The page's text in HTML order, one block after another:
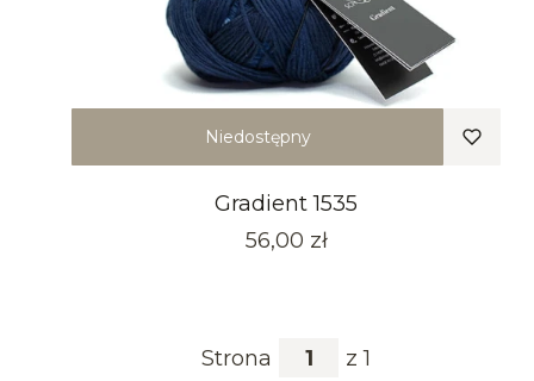
Niedostępny
Gradient 1535
Cena
56,00 zł
Strona z 1